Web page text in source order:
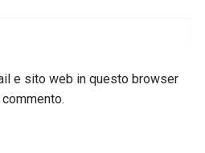
e sito web in questo browser